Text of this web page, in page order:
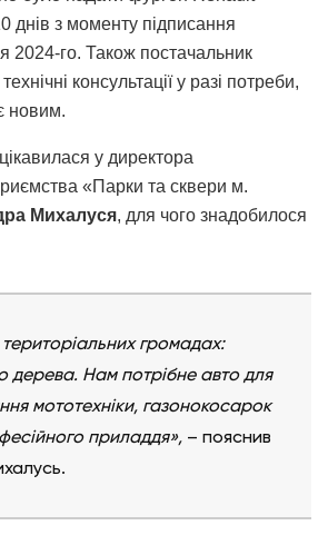
днів з моменту підписання
2024-го. Також постачальник
консультації у разі потреби,
новим.
у директора
«Парки та сквери м.
Михалуся, для чого знадобилося
громадах:
дерева. Нам потрібне авто для
мототехніки, газонокосарок
приладдя», – пояснив